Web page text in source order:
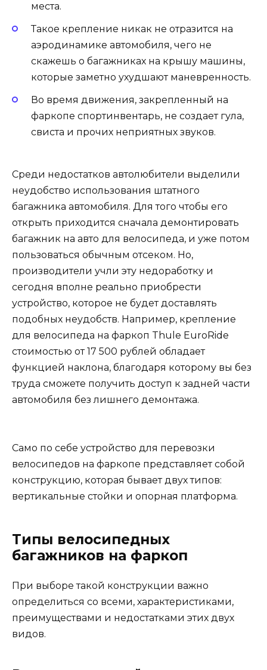
места.
Такое крепление никак не отразится на
аэродинамике автомобиля, чего не
скажешь о багажниках на крышу машины,
которые заметно ухудшают маневренность.
Во время движения, закрепленный на
фаркопе спортинвентарь, не создает гула,
свиста и прочих неприятных звуков.
Среди недостатков автолюбители выделили
неудобство использования штатного
багажника автомобиля. Для того чтобы его
открыть приходится сначала демонтировать
багажник на авто для велосипеда, и уже потом
пользоваться обычным отсеком. Но,
производители учли эту недоработку и
сегодня вполне реально приобрести
устройство, которое не будет доставлять
подобных неудобств. Например, крепление
для велосипеда на фаркоп Thule EuroRide
стоимостью от 17 500 рублей обладает
функцией наклона, благодаря которому вы без
труда сможете получить доступ к задней части
автомобиля без лишнего демонтажа.
Само по себе устройство для перевозки
велосипедов на фаркопе представляет собой
конструкцию, которая бывает двух типов:
вертикальные стойки и опорная платформа.
Типы велосипедных
багажников на фаркоп
При выборе такой конструкции важно
определиться со всеми, характеристиками,
преимуществами и недостатками этих двух
видов.